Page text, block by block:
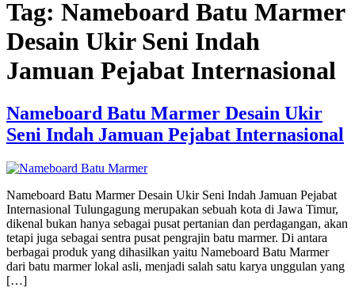
Tag: Nameboard Batu Marmer
Desain Ukir Seni Indah
Jamuan Pejabat Internasional
Nameboard Batu Marmer Desain Ukir
Seni Indah Jamuan Pejabat Internasional
Nameboard Batu Marmer Desain Ukir Seni Indah Jamuan Pejabat
Internasional Tulungagung merupakan sebuah kota di Jawa Timur,
dikenal bukan hanya sebagai pusat pertanian dan perdagangan, akan
tetapi juga sebagai sentra pusat pengrajin batu marmer. Di antara
berbagai produk yang dihasilkan yaitu Nameboard Batu Marmer
dari batu marmer lokal asli, menjadi salah satu karya unggulan yang
[…]